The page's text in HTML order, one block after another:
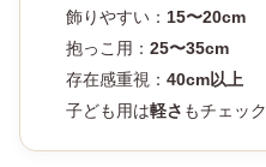
飾りやすい： 15〜20cm
抱っこ用： 25〜35cm
存在感重視： 40cm以上
子ども用は軽さ もチェック